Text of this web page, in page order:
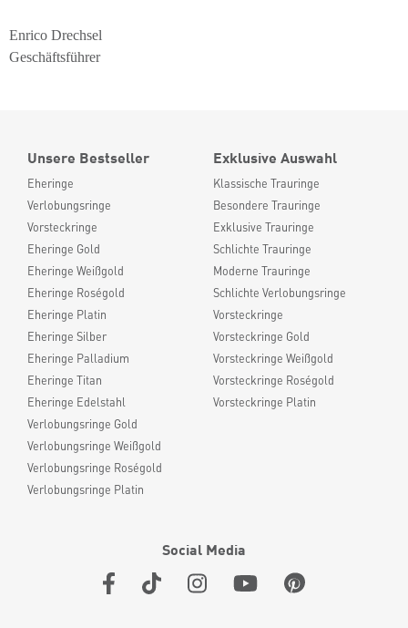
Enrico Drechsel
Geschäftsführer
Unsere Bestseller
Eheringe
Verlobungsringe
Vorsteckringe
Eheringe Gold
Eheringe Weißgold
Eheringe Roségold
Eheringe Platin
Eheringe Silber
Eheringe Palladium
Eheringe Titan
Eheringe Edelstahl
Verlobungsringe Gold
Verlobungsringe Weißgold
Verlobungsringe Roségold
Verlobungsringe Platin
Exklusive Auswahl
Klassische Trauringe
Besondere Trauringe
Exklusive Trauringe
Schlichte Trauringe
Moderne Trauringe
Schlichte Verlobungsringe
Vorsteckringe
Vorsteckringe Gold
Vorsteckringe Weißgold
Vorsteckringe Roségold
Vorsteckringe Platin
Social Media